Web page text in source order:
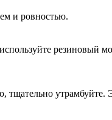
и ровностью.
резиновый
тщательно утрамбуйте.